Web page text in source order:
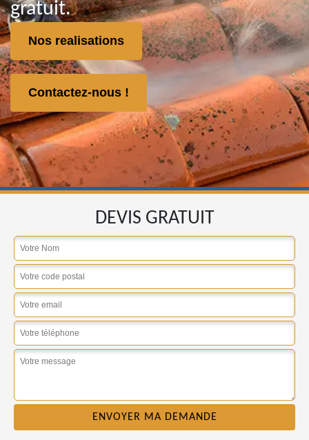
gratuit.
Nos realisations
Contactez-nous !
DEVIS GRATUIT